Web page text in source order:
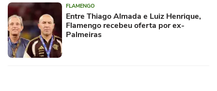
FLAMENGO
Entre Thiago Almada e Luiz Henrique,
Flamengo recebeu oferta por ex-
Palmeiras